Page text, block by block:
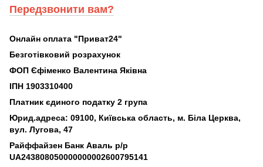
Передзвонити вам?
Онлайн оплата "Приват24"
Безготівковий розрахунок
ФОП Єфіменко Валентина Яківна
ІПН 1903310400
Платник єдиного податку 2 група
Юрид.адреса: 09100, Київська область, м. Біла Церква,
вул. Лугова, 47
Райффайзен Банк Аваль р/р
UA243808050000000002600795141